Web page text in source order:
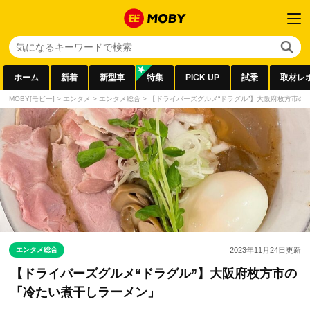
ホーム 新着 新型車 特集 PICK UP 試乗 取材レ
MOBY[モビー] > エンタメ > エンタメ総合 > 【ドライバーズグルメ“ドラグル”】大阪府枚方市
エンタメ総合 2023年11月24日更新
【ドライバーズグルメ“ドラグル”】大阪府枚方市の
「冷たい煮干しラーメン」